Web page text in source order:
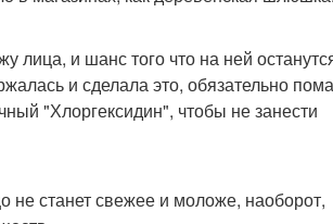
и шанс того что на ней
и сделала это, обязательно
"Хлоргексидин", чтобы не занести
станет свежее и моложе, наоборот,